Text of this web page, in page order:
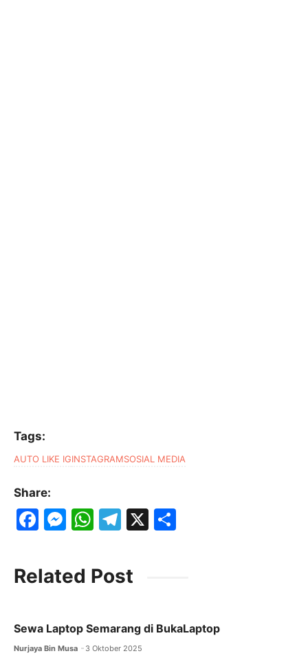
Tags:
AUTO LIKE IGINSTAGRAMSOSIAL MEDIA
Share:
F
c
e
o
o
M
s
n
g
W
at
s
p
p
T
e
gr
m
X
Related Post
Sewa Laptop Semarang di BukaLaptop
Nurjaya Bin Musa 3 Oktober 2025